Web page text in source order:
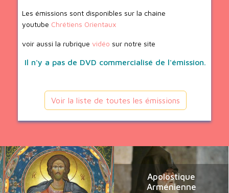
Les émissions sont disponibles sur la chaine
youtube Chrétiens Orientaux
voir aussi la rubrique vidéo sur notre site
Il n'y a pas de DVD commercialisé de l'émission.
Voir la liste de toutes les émissions
Apolostique
Arménienne